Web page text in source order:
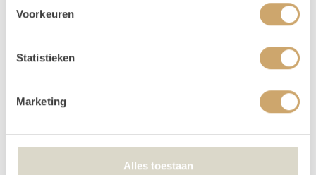
Voorkeuren
Statistieken
Marketing
Alles toestaan
Vragen
mailen naarinfo@loodsofrentals.nl
Lees hier alle veelgestelde vragen over het huren bij
Loods of Rentals.